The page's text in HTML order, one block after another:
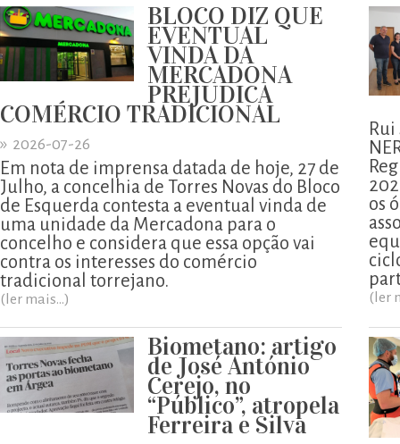
BLOCO DIZ QUE
EVENTUAL
VINDA DA
MERCADONA
PREJUDICA
COMÉRCIO TRADICIONAL
» 2026-07-26
Em nota de imprensa datada de hoje, 27 de
Julho, a concelhia de Torres Novas do Bloco
de Esquerda contesta a eventual vinda de
uma unidade da Mercadona para o
concelho e considera que essa opção vai
contra os interesses do comércio
tradicional torrejano.
(ler mais...)
os
(ler
Biometano: artigo
de José António
Cerejo, no
“Público”, atropela
Ferreira e Silva